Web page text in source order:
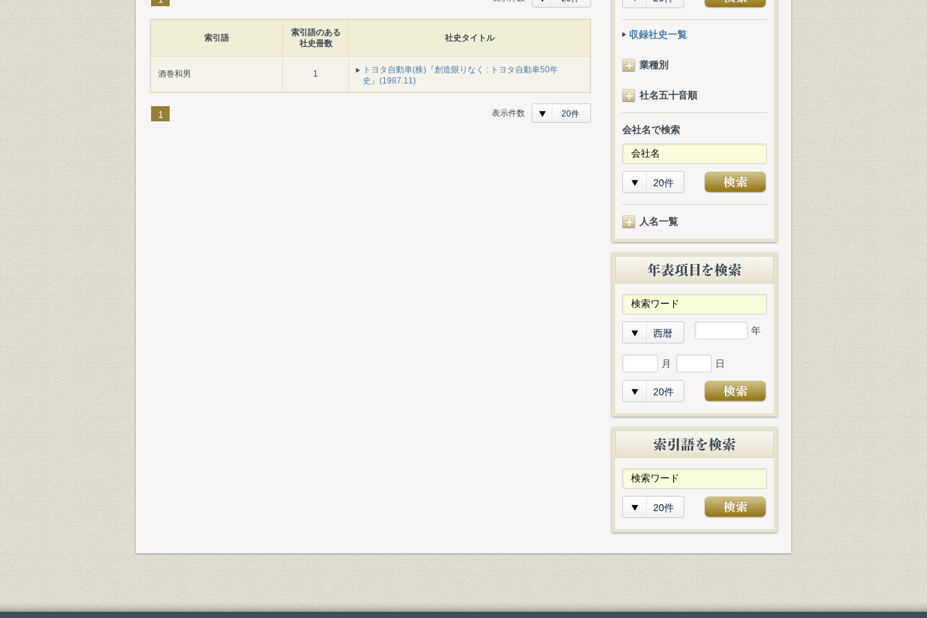
索引語
索引語のある
社史冊数
社史タイトル
酒巻和男 1
トヨタ自動車(株)『創造限りなく : トヨタ自動車50年
史』(1987.11)
1 表示件数 20件
収録社史一覧
業種別
社名五十音順
会社名で検索
20件
人名一覧
西暦 年
月 日
20件
20件